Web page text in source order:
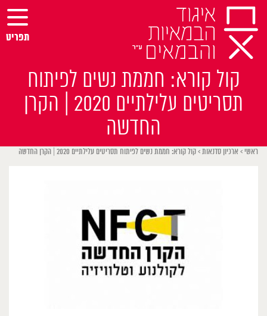
Skip
content
קול קורא: חממת נשים לפיתוח
תסריטים עלילתיים 2020 | הקרן
החדשה
תפריט
ראשי > ארכיון סדנאות > קול קורא: חממת נשים לפיתוח תסריטים עלילתיים 2020 | הקרן החדשה